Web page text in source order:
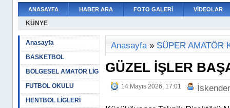
ANASAYFA HABER ARA FOTO GALERİ VİDEOLAR
KÜNYE
Anasayfa
BASKETBOL
BÖLGESEL AMATÖR LİG
FUTBOL OKULU
HENTBOL LİGLERİ
Anasayfa» SÜPER AMATÖR
GÜZEL İŞLER
14 Mayıs 2026, 17:01